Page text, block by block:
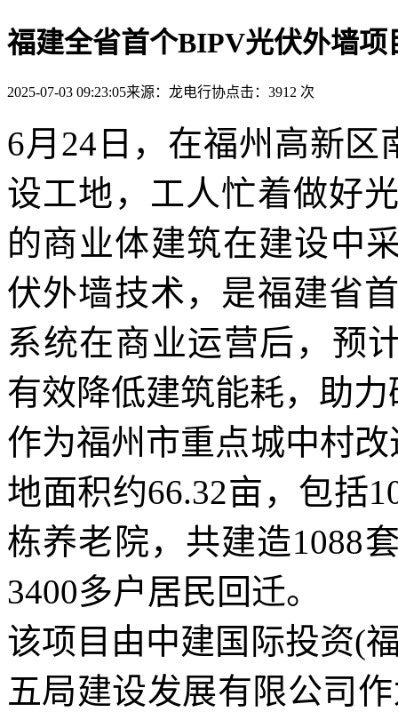
福建全省首个BIPV光伏外墙项
2025-07-03 09:23:05来源：龙电行协点击：3912 次
6月24日，在福州高新
设工地，工人忙着做好
的商业体建筑在建设中
伏外墙技术，是福建省
系统在商业运营后，预
有效降低建筑能耗，助
作为福州市重点城中村
地面积约66.32亩，包括
栋养老院，共建造1088
3400多户居民回迁。
该项目由中建国际投资(
五局建设发展有限公司